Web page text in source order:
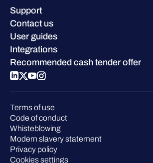
Careers
Sustainability
Compare us
Success stories
W/Labs
Blog
Podcasts
Events
Webinars
Pressroom
Support
Contact us
User guides
Integrations
Recommended cash tender offer
Terms of use
Code of conduct
Whisteblowing
Modern slavery statement
Privacy policy
Cookies settings